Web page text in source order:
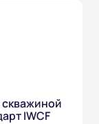
IWCF